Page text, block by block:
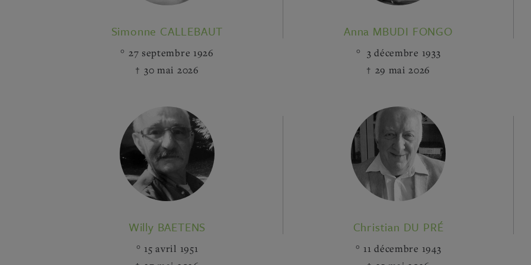
Simonne CALLEBAUT
27 septembre 1926
30 mai 2026
Anna MBUDI FONGO
3 décembre 1933
29 mai 2026
Willy BAETENS
15 avril 1951
Christian DU PRÉ
11 décembre 1943